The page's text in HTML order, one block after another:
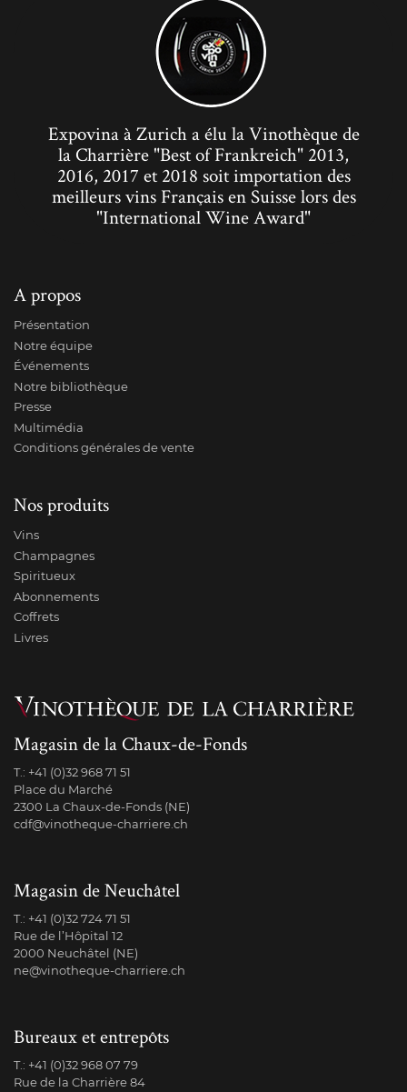
Expovina à Zurich a élu la Vinothèque de
la Charrière "Best of Frankreich" 2013,
2016, 2017 et 2018 soit importation des
meilleurs vins Français en Suisse lors des
"International Wine Award"
A propos
Présentation
Notre équipe
Événements
Notre bibliothèque
Presse
Multimédia
Conditions générales de vente
Nos produits
Vins
Champagnes
Spiritueux
Abonnements
Coffrets
Livres
Magasin de la Chaux-de-Fonds
T.: +41 (0)32 968 71 51
Place du Marché
2300 La Chaux-de-Fonds (NE)
cdf@vinotheque-charriere.ch
Magasin de Neuchâtel
T.: +41 (0)32 724 71 51
Rue de l’Hôpital 12
2000 Neuchâtel (NE)
ne@vinotheque-charriere.ch
Bureaux et entrepôts
T.: +41 (0)32 968 07 79
Rue de la Charrière 84